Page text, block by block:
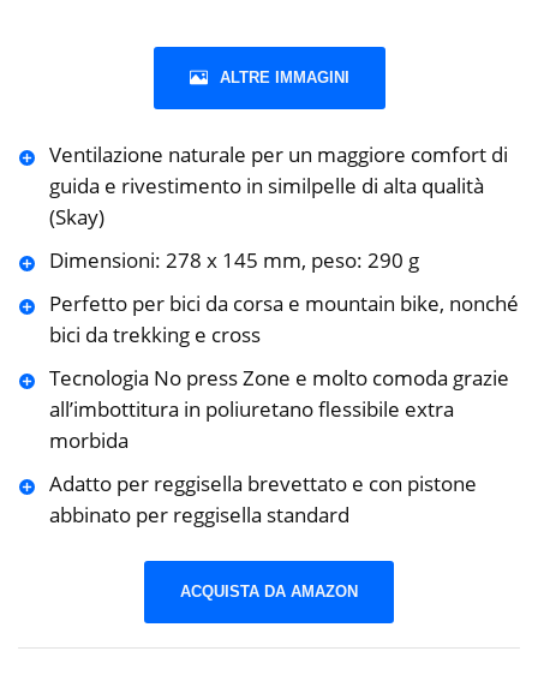
ALTRE IMMAGINI
Ventilazione naturale per un maggiore comfort di
guida e rivestimento in similpelle di alta qualità
(Skay)
Dimensioni: 278 x 145 mm, peso: 290 g
Perfetto per bici da corsa e mountain bike, nonché
bici da trekking e cross
Tecnologia No press Zone e molto comoda grazie
all’imbottitura in poliuretano flessibile extra
morbida
Adatto per reggisella brevettato e con pistone
abbinato per reggisella standard
ACQUISTA DA AMAZON